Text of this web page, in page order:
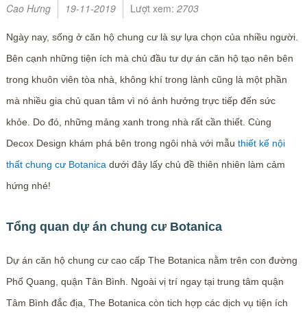
Cao Hưng
19-11-2019 Lượt xem: 2703
Ngày nay, sống ở căn hộ chung cư là sự lựa chọn của nhiều người.
Bên cạnh những tiện ích mà chủ đầu tư dự án căn hộ tạo nên bên
trong khuôn viên tòa nhà, không khí trong lành cũng là một phần
mà nhiều gia chủ quan tâm vì nó ảnh hưởng trực tiếp đến sức
khỏe. Do đó, những mảng xanh trong nhà rất cần thiết. Cùng
Decox Design khám phá bên trong ngôi nhà với mẫu thiết kế nội
thất chung cư Botanica dưới đây lấy chủ đề thiên nhiên làm cảm
hứng nhé!
Tổng quan dự án chung cư Botanica
Dự án căn hộ chung cư cao cấp The Botanica nằm trên con đường
Phổ Quang, quận Tân Bình. Ngoài vị trí ngay tại trung tâm quận
Tâm Bình đắc địa, The Botanica còn tich hợp các dịch vụ tiện ích